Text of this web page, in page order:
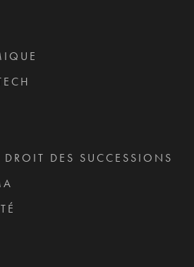
DES SUCCESSIONS